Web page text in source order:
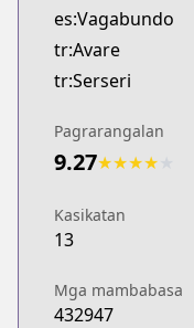
es:Vagabundo
tr:Avare
tr:Serseri
Pagrarangalan
9.27★★★★
Kasikatan
13
Mga mambabasa
432947